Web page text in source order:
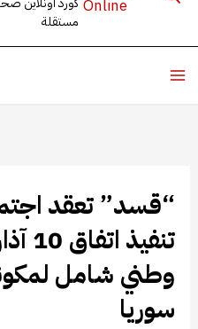
مستقلة
“قسد” تعقد
وطني شامل
سوريا